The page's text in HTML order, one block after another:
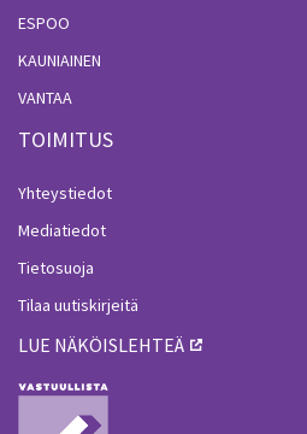
ESPOO
KAUNIAINEN
VANTAA
TOIMITUS
Yhteystiedot
Mediatiedot
Tietosuoja
Tilaa uutiskirjeitä
LUE NÄKÖISLEHTEÄ